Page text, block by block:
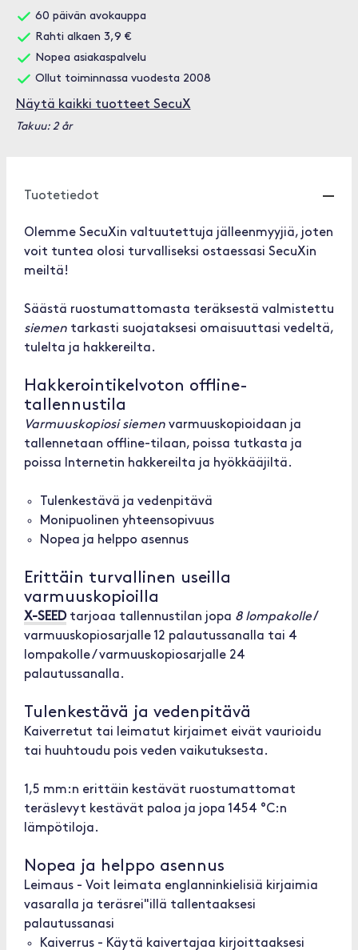
60 päivän avokauppa
Rahti alkaen 3,9 €
Nopea asiakaspalvelu
Ollut toiminnassa vuodesta 2008
Näytä kaikki tuotteet SecuX
Takuu: 2 år
Tuotetiedot
Olemme SecuXin valtuutettuja jälleenmyyjiä, joten
voit tuntea olosi turvalliseksi ostaessasi SecuXin
meiltä!
Säästä ruostumattomasta teräksestä valmistettu
siemen tarkasti suojataksesi omaisuuttasi vedeltä,
tulelta ja hakkereilta.
Hakkerointikelvoton offline-
tallennustila
Varmuuskopiosi siemen varmuuskopioidaan ja
tallennetaan offline-tilaan, poissa tutkasta ja
poissa Internetin hakkereilta ja hyökkääjiltä.
Tulenkestävä ja vedenpitävä
Monipuolinen yhteensopivuus
Nopea ja helppo asennus
Erittäin turvallinen useilla
varmuuskopioilla
X-SEEDtarjoaa tallennustilan jopa 8 lompakolle/
varmuuskopiosarjalle 12 palautussanalla tai 4
lompakolle / varmuuskopiosarjalle 24
palautussanalla.
Tulenkestävä ja vedenpitävä
Kaiverretut tai leimatut kirjaimet eivät vaurioidu
tai huuhtoudu pois veden vaikutuksesta.
1,5 mm:n erittäin kestävät ruostumattomat
teräslevyt kestävät paloa ja jopa 1454 °C:n
lämpötiloja.
Nopea ja helppo asennus
Leimaus - Voit leimata englanninkielisiä kirjaimia
vasaralla ja teräsrei"illä tallentaaksesi
palautussanasi
Kaiverrus - Käytä kaivertajaa kirjoittaaksesi